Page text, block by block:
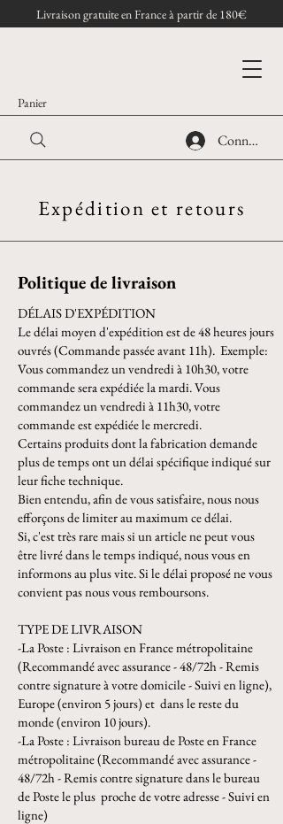
Livraison gratuite en France à partir de 180€
Panier
Connexion
Expédition et retours
Politique de livraison
DÉLAIS D'EXPÉDITION
Le délai moyen d'expédition est de 48 heures jours
ouvrés (Commande passée avant 11h). Exemple:
Vous commandez un vendredi à 10h30, votre
commande sera expédiée la mardi. Vous
commandez un vendredi à 11h30, votre
commande est expédiée le mercredi.
Certains produits dont la fabrication demande
plus de temps ont un délai spécifique indiqué sur
leur fiche technique.
Bien entendu, afin de vous satisfaire, nous nous
efforçons de limiter au maximum ce délai.
Si, c'est très rare mais si un article ne peut vous
être livré dans le temps indiqué, nous vous en
informons au plus vite. Si le délai proposé ne vous
convient pas nous vous remboursons.
TYPE DE LIVRAISON
-La Poste : Livraison en France métropolitaine
(Recommandé avec assurance - 48/72h - Remis
contre signature à votre domicile - Suivi en ligne),
Europe (environ 5 jours) et dans le reste du
monde (environ 10 jours).
-La Poste : Livraison bureau de Poste en France
métropolitaine (Recommandé avec assurance -
48/72h - Remis contre signature dans le bureau
de Poste le plus proche de votre adresse - Suivi en
ligne)